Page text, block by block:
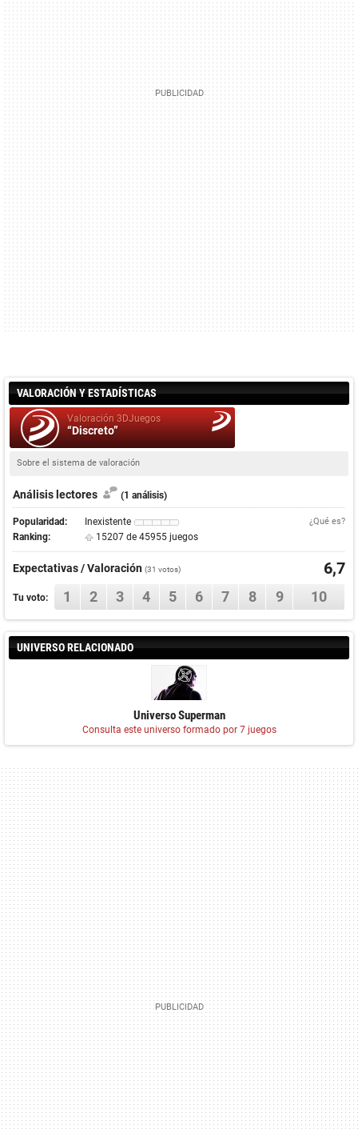
VALORACIÓN Y ESTADÍSTICAS
Valoración 3DJuegos
“Discreto”
Sobre el sistema de valoración
Análisis lectores (1 análisis)
Popularidad: Inexistente ¿Qué es?
Ranking: 15207 de 45955 juegos
Expectativas / Valoración (31 votos) 6,7
Tu voto: 1 2 3 4 5 6 7 8 9 10
UNIVERSO RELACIONADO
Universo Superman
Consulta este universo formado por 7 juegos